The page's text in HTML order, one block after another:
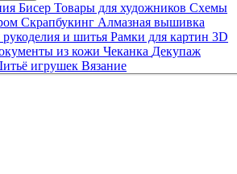
Бисер Товары для художников Схемы
Скрапбукинг Алмазная вышивка
и шитья Рамки для картин 3D
из кожи Чеканка Декупаж
игрушек Вязание